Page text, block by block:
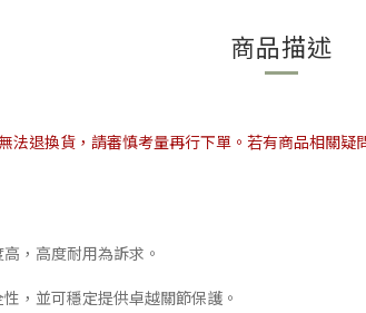
商品描述
退換貨，請審慎考量再行下單。若有商品相關
，高度耐用為訴求。
，並可穩定提供卓越關節保護。